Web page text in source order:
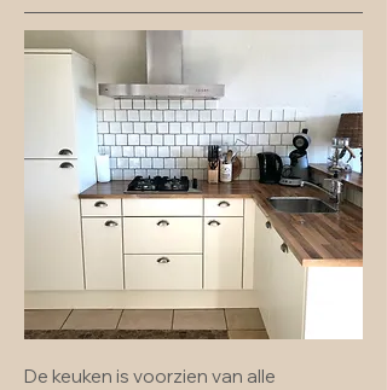
De keuken is voorzien van alle